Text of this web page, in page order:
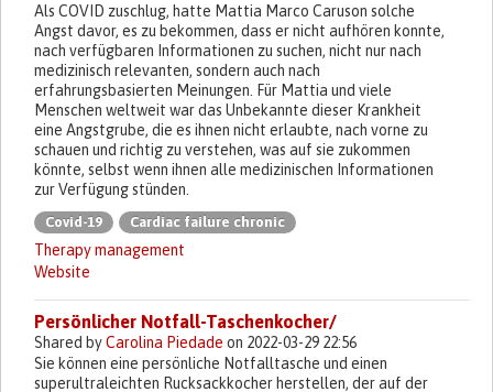
Als COVID zuschlug, hatte Mattia Marco Caruson solche
Angst davor, es zu bekommen, dass er nicht aufhören konnte,
nach verfügbaren Informationen zu suchen, nicht nur nach
medizinisch relevanten, sondern auch nach
erfahrungsbasierten Meinungen. Für Mattia und viele
Menschen weltweit war das Unbekannte dieser Krankheit
eine Angstgrube, die es ihnen nicht erlaubte, nach vorne zu
schauen und richtig zu verstehen, was auf sie zukommen
könnte, selbst wenn ihnen alle medizinischen Informationen
zur Verfügung stünden.
Covid-19 Cardiac failure chronic
Therapy management
Website
Persönlicher Notfall-Taschenkocher/
Shared byCarolina Piedade on 2022-03-29 22:56
Sie können eine persönliche Notfalltasche und einen
superultraleichten Rucksackkocher herstellen, der auf der